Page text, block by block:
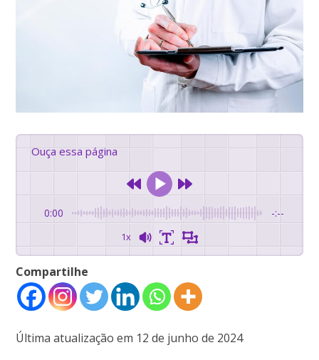
Ouça essa página
0:00 -:--
1x
Compartilhe
Última atualização em 12 de junho de 2024